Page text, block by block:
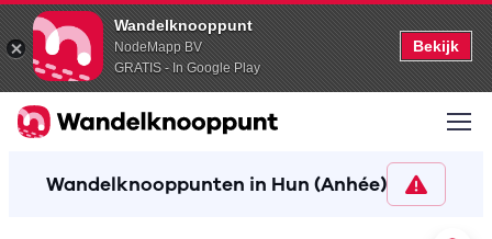
Wandelknooppunt
NodeMapp BV
GRATIS - In Google Play
Bekijk
Wandelknooppunten in Hun (Anhée)